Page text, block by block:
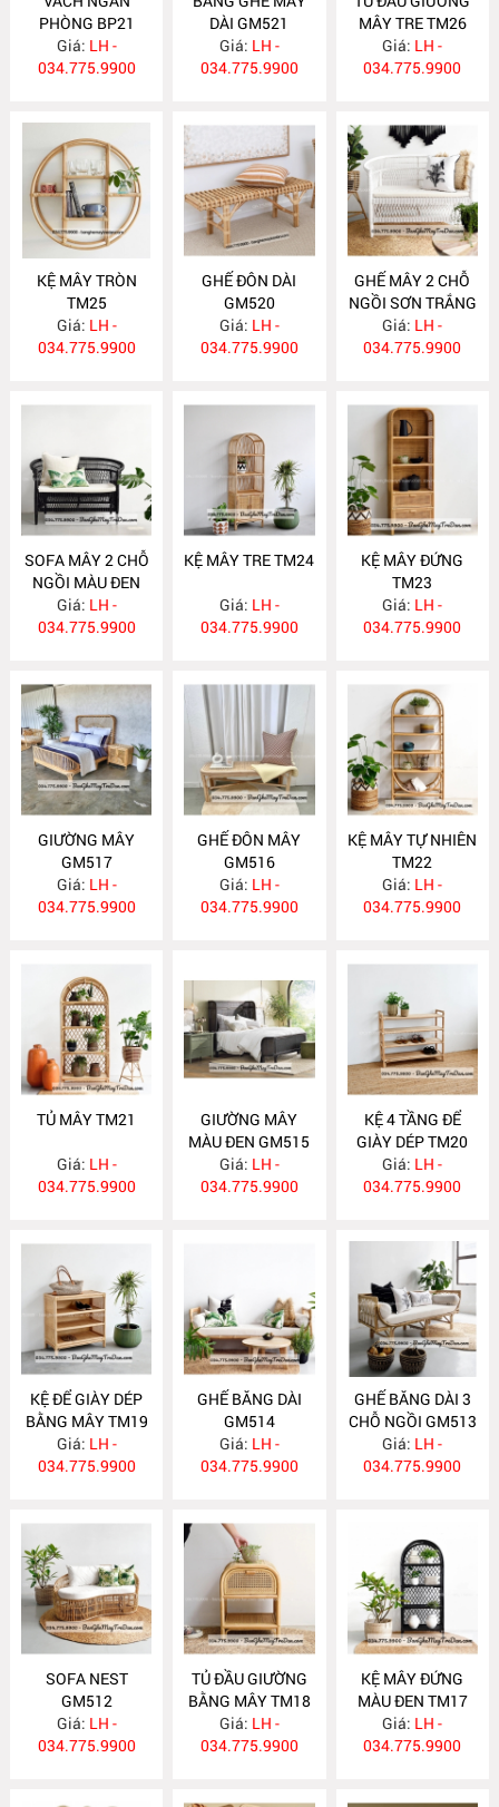
PHÒNG BP21
Giá: LH -
034.775.9900
DÀI GM521
Giá: LH -
034.775.9900
MÂY TRE TM26
Giá: LH -
034.775.9900
KỆ MÂY TRÒN
TM25
Giá: LH -
034.775.9900
GHẾ ĐÔN DÀI
GM520
Giá: LH -
034.775.9900
GHẾ MÂY 2 CHỖ
NGỒI SƠN TRẮNG
GM519
Giá: LH -
034.775.9900
SOFA MÂY 2 CHỖ
NGỒI MÀU ĐEN
GM518
Giá: LH -
034.775.9900
KỆ MÂY TRE TM24
Giá: LH -
034.775.9900
KỆ MÂY ĐỨNG
TM23
Giá: LH -
034.775.9900
GIƯỜNG MÂY
GM517
Giá: LH -
034.775.9900
GHẾ ĐÔN MÂY
GM516
Giá: LH -
034.775.9900
KỆ MÂY TỰ NHIÊN
TM22
Giá: LH -
034.775.9900
TỦ MÂY TM21
Giá: LH -
034.775.9900
GIƯỜNG MÂY
MÀU ĐEN GM515
Giá: LH -
034.775.9900
KỆ 4 TẦNG ĐỂ
GIÀY DÉP TM20
Giá: LH -
034.775.9900
KỆ ĐỂ GIÀY DÉP
BẰNG MÂY TM19
Giá: LH -
034.775.9900
GHẾ BĂNG DÀI
GM514
Giá: LH -
034.775.9900
GHẾ BĂNG DÀI 3
CHỖ NGỒI GM513
Giá: LH -
034.775.9900
SOFA NEST
GM512
Giá: LH -
034.775.9900
TỦ ĐẦU GIƯỜNG
BẰNG MÂY TM18
Giá: LH -
034.775.9900
KỆ MÂY ĐỨNG
MÀU ĐEN TM17
Giá: LH -
034.775.9900